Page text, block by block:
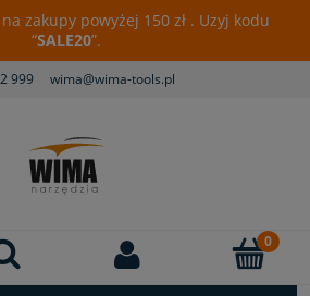
zakupy powyżej 150 zł . Uzyj kodu
“SALE20”.
999 wima@wima-tools.pl